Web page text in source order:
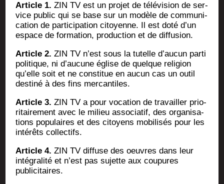
Article 1. ZIN TV est un pro­jet de télé­vi­sion de ser­
vice public qui se base sur un modèle de com­mu­ni­
ca­tion de par­ti­ci­pa­tion citoyenne. Il est doté d’un
espace de for­ma­tion, pro­duc­tion et de diffusion.
Article 2. ZIN TV n’est sous la tutelle d’aucun par­ti
poli­tique, ni d’aucune église de quelque reli­gion
qu’elle soit et ne consti­tue en aucun cas un outil
des­ti­né à des fins mercantiles.
Article 3. ZIN TV a pour voca­tion de tra­vailler prio­
ri­tai­re­ment avec le milieu asso­cia­tif, des orga­ni­sa­
tions popu­laires et des citoyens mobi­li­sés pour les
inté­rêts collectifs.
Article 4. ZIN TV dif­fuse des oeuvres dans leur
inté­gra­li­té et n’est pas sujette aux cou­pures
publicitaires.